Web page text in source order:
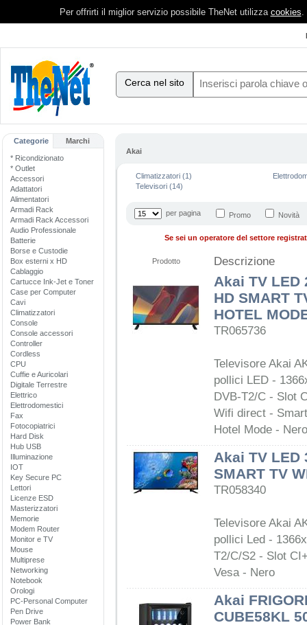
Per offrirti il miglior servizio possibile TheNet utilizza cookies.
Cerca nel sito
Categorie Marchi
* Ricondizionato
* Outlet
Accessori
Adattatori
Alimentatori
Armadi Rack
Armadi Rack Accessori
Audio Professionale
Batterie
Borse e Custodie
Box esterni x HD
Cablaggio
Cartucce Ink-Jet e Toner
Case per Computer
Cavi
Climatizzatori
Console
Console accessori
Controller
Cordless
CPU
Cuffie e Auricolari
Digitale Terrestre
Elettrico
Elettrodomestici
Fax
Fotocopiatrici
Hard Disk
Hub USB
Illuminazione
IOT
Key Secure PC
Lettori
Licenze ESD
Masterizzatori
Memorie
Modem Router
Monitor e TV
Mouse
Multiprese
Networking
Notebook
Orologi
PC-Personal Computer
Pen Drive
Power Bank
Akai
Climatizzatori (1)
Televisori (14)
per pagina Promo Novità
Se sei un operatore del settore
Prodotto Descrizione
Akai TV LED
HD SMART
HOTEL
TR065736
Televisore Akai
pollici LED -
DVB-T2/C - Slot
Wifi direct -
Hotel Mode - Nero
Akai TV LED
SMART TV
TR058340
Televisore Akai
pollici Led -
T2/C/S2 - Slot
Vesa - Nero
Akai
CUBE58KL